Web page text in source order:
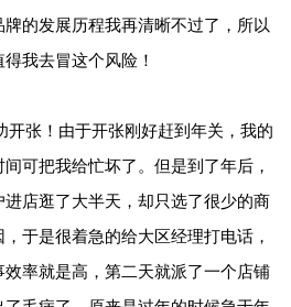
的发展历程我再清晰不过了，所以
我去冒这个风险！
张！由于开张刚好赶到年关，我的
可把我给忙坏了。但是到了年后，
店逛了大半天，却只选了很少的商
于是很着急的给大区经理打电话，
率就是高，第二天就派了一个店铺